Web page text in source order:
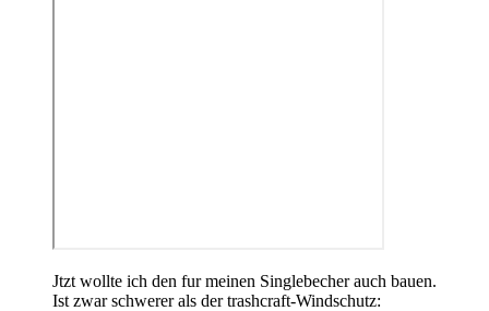
Jtzt wollte ich den fur meinen Singlebecher auch bauen.
Ist zwar schwerer als der trashcraft-Windschutz: